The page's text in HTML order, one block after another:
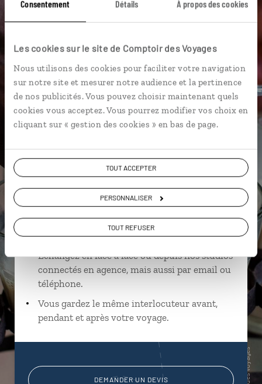
Consentement Détails À propos des cookies
Les cookies sur le site de Comptoir des Voyages
Nous utilisons des cookies pour faciliter votre navigation
sur notre site et mesurer notre audience et la pertinence
de nos publicités. Vous pouvez choisir maintenant quels
cookies vous acceptez. Vous pourrez modifier vos choix en
cliquant sur « gestion des cookies » en bas de page.
TOUT ACCEPTER
PERSONNALISER
TOUT REFUSER
Backwaters Côte de Malabar Kerala
Lac Vembanad Muhamma Chettinad
Hindouisme Kottayam Madurai Cochin
spécialiste Inde
Ils sauront organiser votre itinéraire au plus
près de vos envies et de la réalité du pays.
Échangez en face à face ou depuis nos studios
connectés en agence, mais aussi par email ou
téléphone.
Vous gardez le même interlocuteur avant,
pendant et après votre voyage.
DEMANDER UN DEVIS